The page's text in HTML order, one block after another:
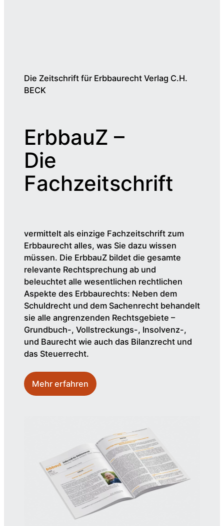
Die Zeitschrift für Erbbaurecht Verlag C.H.
BECK
ErbbauZ –
Die
Fachzeitschrift
vermittelt als einzige Fachzeitschrift zum
Erbbaurecht alles, was Sie dazu wissen
müssen. Die ErbbauZ bildet die gesamte
relevante Rechtsprechung ab und
beleuchtet alle wesentlichen rechtlichen
Aspekte des Erbbaurechts: Neben dem
Schuldrecht und dem Sachenrecht behandelt
sie alle angrenzenden Rechtsgebiete –
Grundbuch-, Vollstreckungs-, Insolvenz-,
und Baurecht wie auch das Bilanzrecht und
das Steuerrecht.
Mehr erfahren